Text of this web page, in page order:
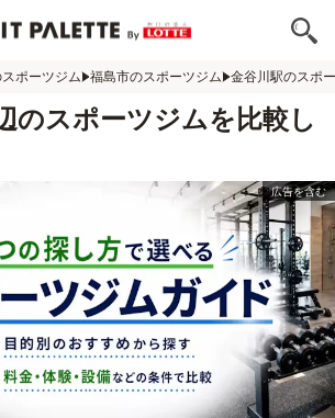
ポーツジム 福島市のスポーツジム 金谷川駅のスポ
のスポーツジムを比較し